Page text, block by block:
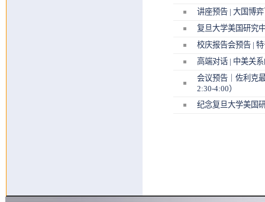
讲座预告 | 大国博
复旦大学美国研究
校庆报告会预告 |
高端对话 | 中美关
会议预告｜佐利克
2:30-4:00）
纪念复旦大学美国